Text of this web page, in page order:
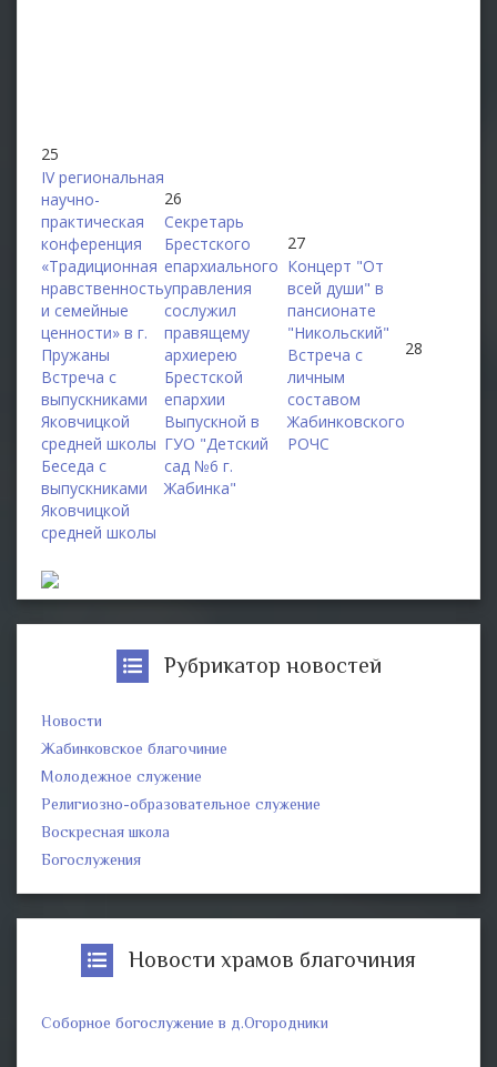
25
IV региональная
научно-
практическая
конференция
«Традиционная
нравственность
и семейные
ценности» в г.
Пружаны
Встреча с
выпускниками
Яковчицкой
средней школы
Беседа с
выпускниками
Яковчицкой
средней школы
26
Секретарь
Брестского
епархиального
управления
сослужил
правящему
архиерею
Брестской
епархии
Выпускной в
ГУО "Детский
сад №6 г.
Жабинка"
27
Концерт "От
всей души" в
пансионате
"Никольский"
Встреча с
личным
составом
Жабинковского
РОЧС
28
Рубрикатор новостей
Новости
Жабинковское благочиние
Молодежное служение
Религиозно-образовательное служение
Воскресная школа
Богослужения
Новости храмов благочиния
Соборное богослужение в д.Огородники